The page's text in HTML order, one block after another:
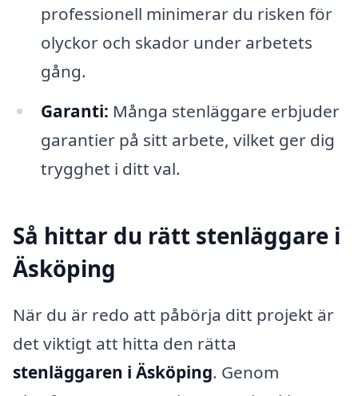
professionell minimerar du risken för
olyckor och skador under arbetets
gång.
Garanti: Många stenläggare erbjuder
garantier på sitt arbete, vilket ger dig
trygghet i ditt val.
Så hittar du rätt stenläggare i
Äsköping
När du är redo att påbörja ditt projekt är
det viktigt att hitta den rätta
stenläggaren i Äsköping. Genom